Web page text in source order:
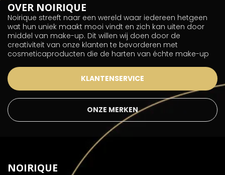
OVER NOIRIQUE
Noirique streeft naar een wereld waar iedereen hetgeen
wat hun uniek maakt mooi vindt en zich kan uiten door
middel van make-up. Dit willen wij doen door de
creativiteit van onze klanten te bevorderen met
cosmeticaproducten die de harten van échte make-up
KLANTENSERVICE
ONZE MERKEN
NOIRIQUE